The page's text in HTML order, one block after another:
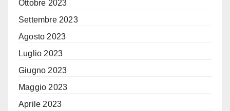
Ottobre 2023
Settembre 2023
Agosto 2023
Luglio 2023
Giugno 2023
Maggio 2023
Aprile 2023